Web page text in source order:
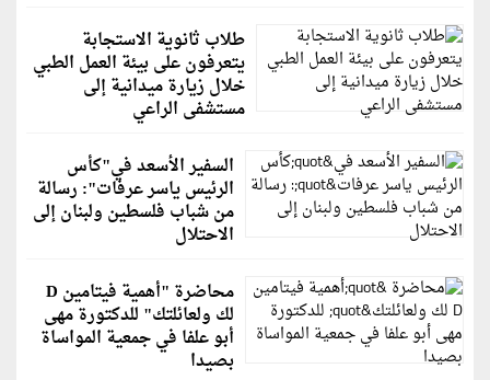
طلاب ثانوية الاستجابة
يتعرفون على بيئة العمل الطبي
خلال زيارة ميدانية إلى
مستشفى الراعي
السفير الأسعد في"كأس
الرئيس ياسر عرفات": رسالة
من شباب فلسطين ولبنان إلى
الاحتلال
محاضرة "أهمية فيتامين D
لك ولعائلتك" للدكتورة مهى
أبو علفا في جمعية المواساة
بصيدا